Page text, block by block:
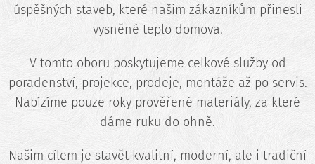
úspěšných staveb, které našim zákazníkům přinesli
vysněné teplo domova.
V tomto oboru poskytujeme celkové služby od
poradenství, projekce, prodeje, montáže až po servis.
Nabízíme pouze roky prověřené materiály, za které
dáme ruku do ohně.
Našim cílem je stavět kvalitní, moderní, ale i tradiční